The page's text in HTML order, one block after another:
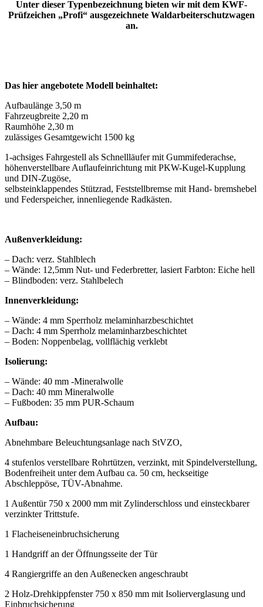
Unter dieser Typenbezeichnung bieten wir mit dem KWF-
Prüfzeichen „Profi“ ausgezeichnete Waldarbeiterschutzwagen
an.
Das hier angebotete Modell beinhaltet:
Aufbaulänge 3,50 m
Fahrzeugbreite 2,20 m
Raumhöhe 2,30 m
zulässiges Gesamtgewicht 1500 kg
1-achsiges Fahrgestell als Schnellläufer mit Gummifederachse,
höhenverstellbare Auflaufeinrichtung mit PKW-Kugel-Kupplung
und DIN-Zugöse,
selbsteinklappendes Stützrad, Feststellbremse mit Hand- bremshebel
und Federspeicher, innenliegende Radkästen.
Außenverkleidung:
– Dach: verz. Stahlblech
– Wände: 12,5mm Nut- und Federbretter, lasiert Farbton: Eiche hell
– Blindboden: verz. Stahlbelech
Innenverkleidung:
– Wände: 4 mm Sperrholz melaminharzbeschichtet
– Dach: 4 mm Sperrholz melaminharzbeschichtet
– Boden: Noppenbelag, vollflächig verklebt
Isolierung:
– Wände: 40 mm -Mineralwolle
– Dach: 40 mm Mineralwolle
– Fußboden: 35 mm PUR-Schaum
Aufbau:
Abnehmbare Beleuchtungsanlage nach StVZO,
4 stufenlos verstellbare Rohrtützen, verzinkt, mit Spindelverstellung,
Bodenfreiheit unter dem Aufbau ca. 50 cm, heckseitige
Abschleppöse, TÜV-Abnahme.
1 Außentür 750 x 2000 mm mit Zylinderschloss und einsteckbarer
verzinkter Trittstufe.
1 Flacheiseneinbruchsicherung
1 Handgriff an der Öffnungsseite der Tür
4 Rangiergriffe an den Außenecken angeschraubt
2 Holz-Drehkippfenster 750 x 850 mm mit Isolierverglasung und
Einbruchsicherung